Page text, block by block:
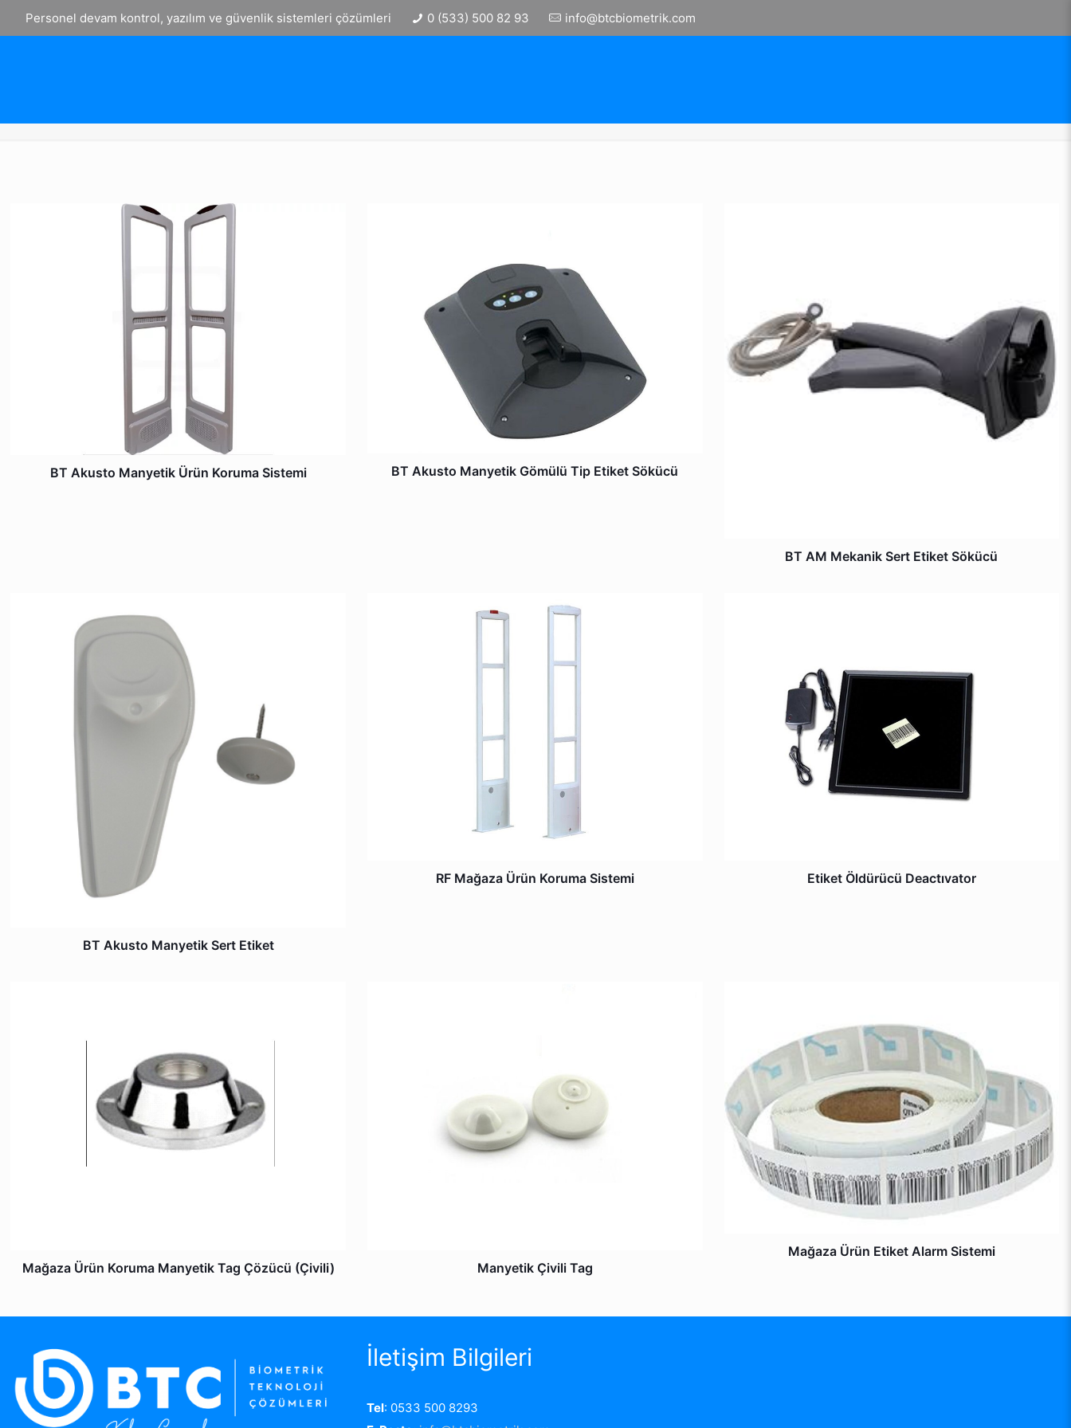
Personel devam kontrol, yazılım ve güvenlik sistemleri çözümleri 0 (533) 500 82 93 info@btcbiometrik.com
BT Akusto Manyetik Ürün Koruma Sistemi BT Akusto Manyetik Gömülü Tip Etiket Sökücü
BT AM Mekanik Sert Etiket Sökücü
BT Akusto Manyetik Sert Etiket
RF Mağaza Ürün Koruma Sistemi Etiket Öldürücü Deactıvator
Mağaza Ürün Koruma Manyetik Tag Çözücü (Çivili) Manyetik Çivili Tag
Mağaza Ürün Etiket Alarm Sistemi
İletişim Bilgileri
Tel: 0533 500 8293